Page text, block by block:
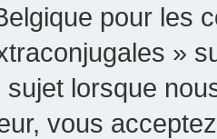
pour les
»
sujet lorsque
vous